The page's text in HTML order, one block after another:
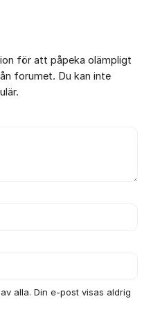
för att påpeka olämpligt
forumet. Du kan inte
alla. Din e-post visas aldrig